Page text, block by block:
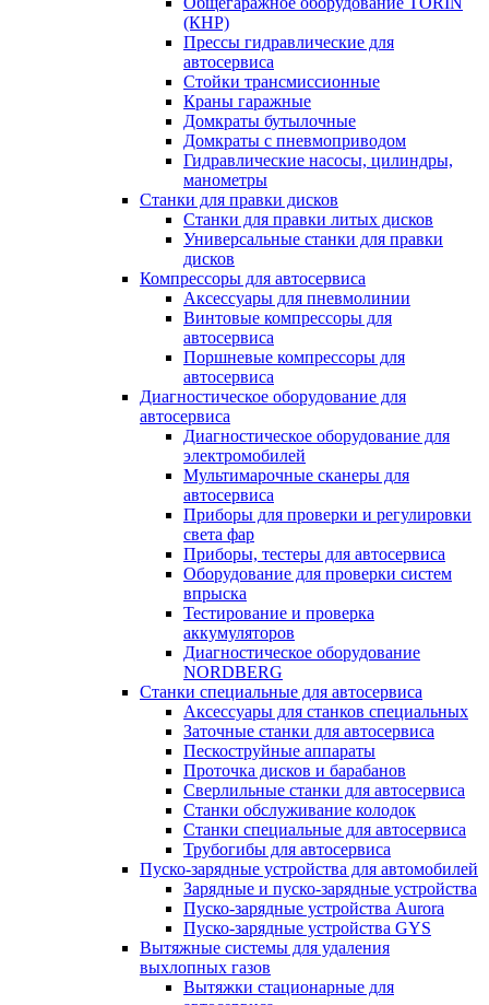
(КНР)
Прессы гидравлические для
автосервиса
Стойки трансмиссионные
Краны гаражные
Домкраты бутылочные
Домкраты с пневмоприводом
Гидравлические насосы, цилиндры,
манометры
Станки для правки дисков
Станки для правки литых дисков
Универсальные станки для правки
дисков
Компрессоры для автосервиса
Аксессуары для пневмолинии
Винтовые компрессоры для
автосервиса
Поршневые компрессоры для
автосервиса
Диагностическое оборудование для
автосервиса
Диагностическое оборудование для
электромобилей
Мультимарочные сканеры для
автосервиса
Приборы для проверки и регулировки
света фар
Приборы, тестеры для автосервиса
Оборудование для проверки систем
впрыска
Тестирование и проверка
аккумуляторов
Диагностическое оборудование
NORDBERG
Станки специальные для автосервиса
Аксессуары для станков специальных
Заточные станки для автосервиса
Пескоструйные аппараты
Проточка дисков и барабанов
Сверлильные станки для автосервиса
Станки обслуживание колодок
Станки специальные для автосервиса
Трубогибы для автосервиса
Пуско-зарядные устройства для автомобилей
Зарядные и пуско-зарядные устройства
Пуско-зарядные устройства Aurora
Пуско-зарядные устройства GYS
Вытяжные системы для удаления
выхлопных газов
Вытяжки стационарные для